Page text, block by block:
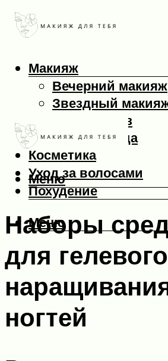
Макияж
Вечерний макияж
Звездный
Макияж глаз
Макияж лица
Косметика
Уход за волосами
Похудение
Меню
Меню
Наборы
для гелевого
ногтей